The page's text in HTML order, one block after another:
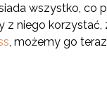
wszystko, co
z niego
, możemy go